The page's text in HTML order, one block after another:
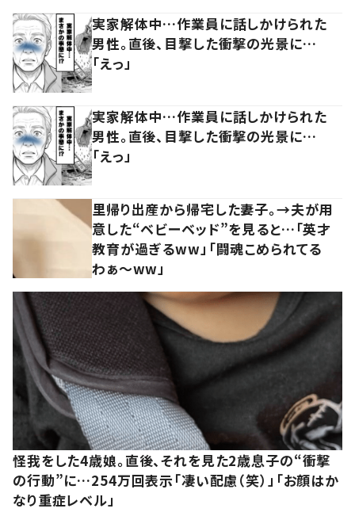
実家解体中…作業員に話しかけられた
男性。直後、目撃した衝撃の光景に…
「えっ」
実家解体中…作業員に話しかけられた
男性。直後、目撃した衝撃の光景に…
「えっ」
里帰り出産から帰宅した妻子。→夫が用
意した“ベビーベッド”を見ると…「英才
教育が過ぎるww」「闘魂こめられてる
わぁ～ww」
怪我をした4歳娘。直後、それを見た2歳息子の“衝撃
の行動”に…254万回表示「凄い配慮（笑）」「お顔はか
なり重症レベル」